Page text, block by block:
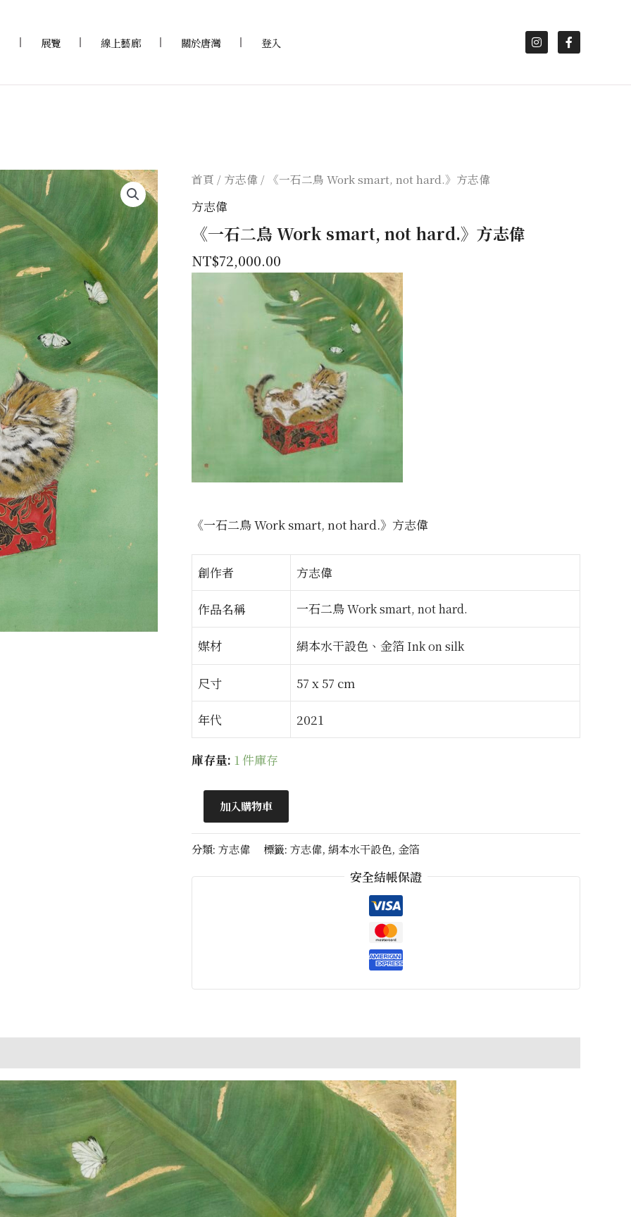
展覽 線上藝廊 關於唐灣 登入
首頁 / 方志偉 / 《一石二鳥 Work smart, not hard.》方志偉
方志偉
《一石二鳥 Work smart, not hard.》方志偉
NT$72,000.00
《一石二鳥 Work smart, not hard.》方志偉
創作者 方志偉
作品名稱 一石二鳥Work smart, not hard.
媒材 絹本水干設色、金箔 Ink on silk
尺寸 57 x 57 cm
年代 2021
庫存量: 1 件庫存
加入購物車
分類: 方志偉 標籤: 方志偉, 絹本水干設色, 金箔
安全結帳保證